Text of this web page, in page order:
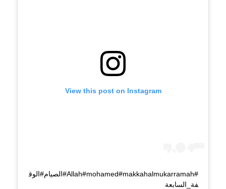
View this post on Instagram
#Allah#mohamed#makkahalmukarramah#الصيام#الوق
فة_السابعة